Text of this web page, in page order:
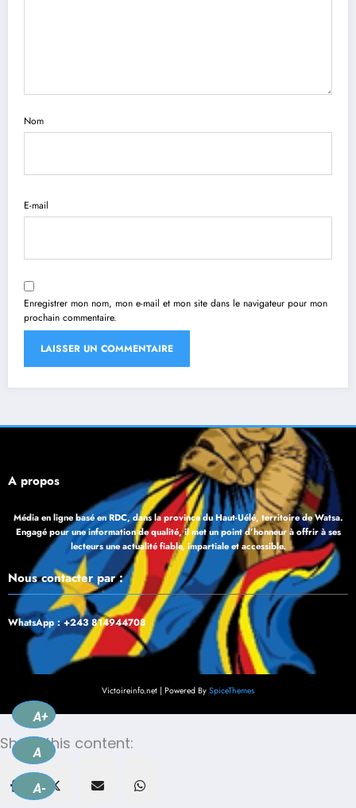
Nom
E-mail
Enregistrer mon nom, mon e-mail et mon site dans le navigateur pour mon
prochain commentaire.
À propos
Média en ligne basé en RDC, dans la province du Haut-Uélé, territoire de Watsa.
Engagé pour une information de qualité, il met un point d’honneur à offrir à ses
lecteurs une actualité fiable, impartiale et accessible.
Nous contacter par :
WhatsApp : +243 814944708
Victoireinfo.net | Powered By SpiceThemes
A+
A
A-
Share this content: